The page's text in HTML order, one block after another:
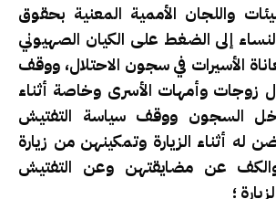
واللجان الأممية المعنية بحقوق
إلى الضغط على الكيان الصهيوني
الأسيرات في سجون الاحتلال، ووقف
زوجات وأمهات الأسرى وخاصة أثناء
السجون ووقف سياسة التفتيش
له أثناء الزيارة وتمكينهن من زيارة
عن مضايقتهن وعن التفتيش
؛